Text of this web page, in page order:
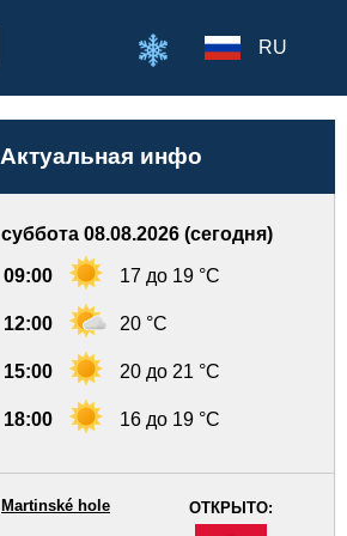
RU
Актуальная инфо
суббота 08.08.2026 (сегодня)
09:00 17 до 19 °C
12:00 20 °C
15:00 20 до 21 °C
18:00 16 до 19 °C
ОТКРЫТО:
Martinské hole